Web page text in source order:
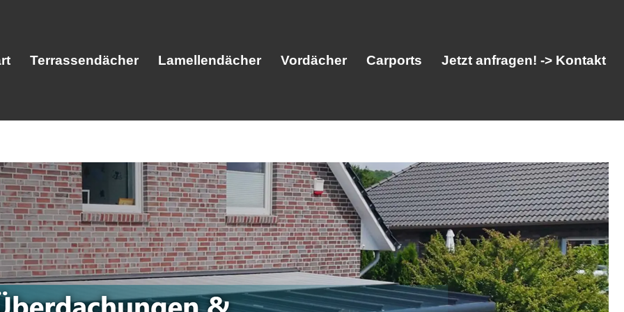
Terrassendächer Lamellendächer Vordächer Carports Jetzt anfragen! -> Kontakt